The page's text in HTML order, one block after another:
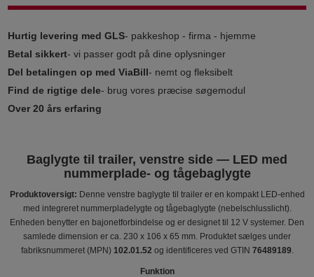
Hurtig levering med GLS- pakkeshop - firma - hjemme
Betal sikkert- vi passer godt på dine oplysninger
Del betalingen op med ViaBill- nemt og fleksibelt
Find de rigtige dele- brug vores præcise søgemodul
Over 20 års erfaring
Baglygte til trailer, venstre side — LED med
nummerplade- og tågebaglygte
Produktoversigt: Denne venstre baglygte til trailer er en kompakt LED-enhed
med integreret nummerpladelygte og tågebaglygte (nebelschlusslicht).
Enheden benytter en bajonetforbindelse og er designet til 12 V systemer. Den
samlede dimension er ca. 230 x 106 x 65 mm. Produktet sælges under
fabriksnummeret (MPN) 102.01.52 og identificeres ved GTIN 76489189
Funktion